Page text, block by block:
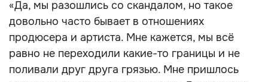
«Да, мы разошлись со скандалом, но такое
довольно часто бывает в отношениях
продюсера и артиста. Мне кажется, мы всё
равно не переходили какие-то границы и не
поливали друг друга грязью. Мне пришлось